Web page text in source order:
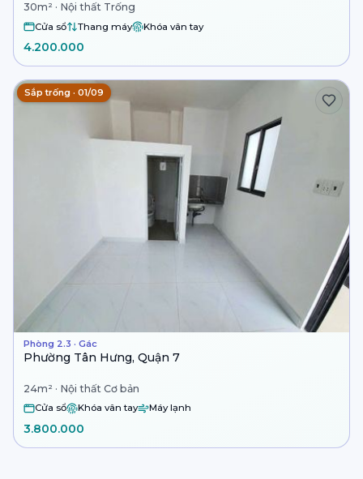
30m² · Nội thất Trống
Cửa sổ Thang máy Khóa vân tay
4.200.000
Sắp trống · 01/09
Phòng 2.3 · Gác
Phường Tân Hưng, Quận 7
24m² · Nội thất Cơ bản
Cửa sổ Khóa vân tay Máy lạnh
3.800.000